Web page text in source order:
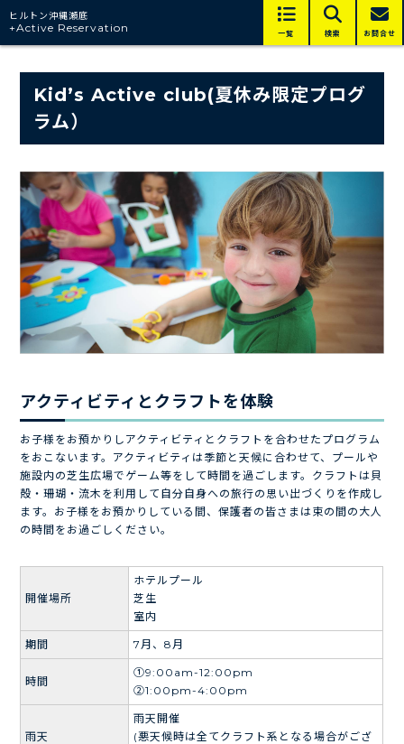
ヒルトン沖縄瀬底
+Active Reservation 一覧 検索 お問合せ
Kid’s Active club(夏休み限定プログ
ラム）
アクティビティとクラフトを体験
お子様をお預かりしアクティビティとクラフトを合わせたプログラム
をおこないます。アクティビティは季節と天候に合わせて、プールや
施設内の芝生広場でゲーム等をして時間を過ごします。クラフトは貝
殻・珊瑚・流木を利用して自分自身への旅行の思い出づくりを作成し
ます。お子様をお預かりしている間、保護者の皆さまは束の間の大人
の時間をお過ごしください。
開催場所
ホテルプール
芝生
室内
期間 7月、8月
時間
①9:00am-12:00pm
②1:00pm-4:00pm
雨天
雨天開催
(悪天候時は全てクラフト系となる場合がござ